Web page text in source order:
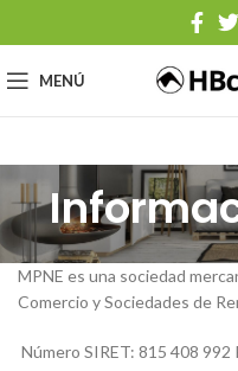
MENÚ
MPNE es una sociedad
Comercio y Sociedades de
Número SIRET: 815 408 992